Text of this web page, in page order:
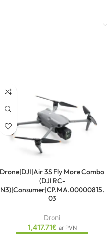
Drone|DJI|Air 3S Fly More Combo
(DJI RC-
N3)|Consumer|CP.MA.00000815.
03
Droni
1,417.71€ ar PVN